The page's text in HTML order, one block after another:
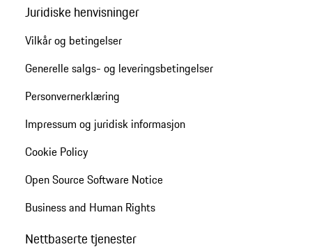
Juridiske henvisninger
Vilkår og betingelser
Generelle salgs- og leveringsbetingelser
Personvernerklæring
Impressum og juridisk informasjon
Cookie Policy
Open Source Software Notice
Business and Human Rights
Nettbaserte tjenester